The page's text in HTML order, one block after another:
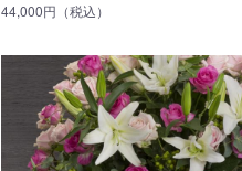
44,000円（税込）